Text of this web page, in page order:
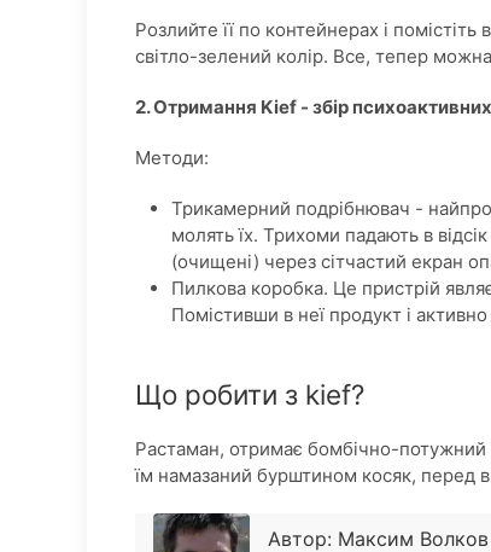
Розлийте її по контейнерах і
світло-зелений колір. Все, тепер
2. Отримання Kief - збір
Методи:
Трикамерний подрібнювач -
молять їх. Трихоми падають в
(очищені) через сітчастий екран
Пилкова коробка. Це пристрій
Помістивши в неї продукт і
Що робити з kief?
Растаман, отримає бомбічно-потужний
їм намазаний бурштином косяк, перед
Автор: Максим Волков